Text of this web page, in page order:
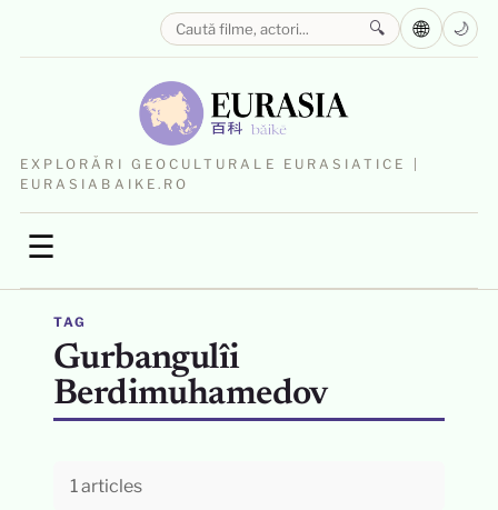
EXPLORĂRI GEOCULTURALE EURASIATICE |
EURASIABAIKE.RO
☰
🔍 🌐 🌙
TAG
Gurbangulîi
Berdimuhamedov
1 articles